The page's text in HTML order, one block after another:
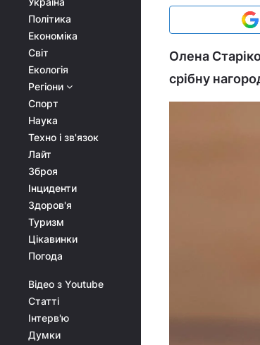
Політика
Економіка
Світ
Екологія
Регіони
Спорт
Наука
Техно і зв'язок
Лайт
Зброя
Інциденти
Здоров'я
Туризм
Цікавинки
Погода
Відео з Youtube
Статті
Інтерв'ю
Думки
Олена
срібну